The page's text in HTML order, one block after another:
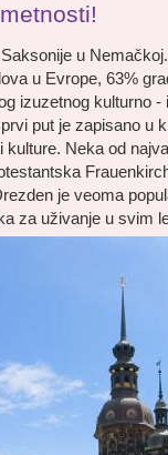
u
u Evrope, 63%
izuzetnog kulturno
put je zapisano u
Neka od
je veoma
za uživanje u svim